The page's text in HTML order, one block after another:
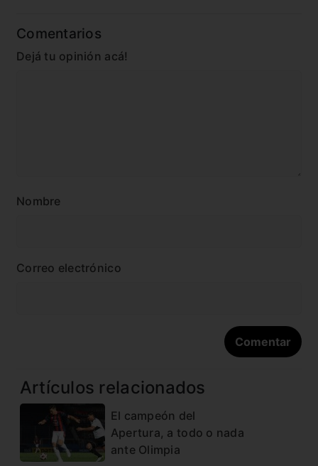
Comentarios
Dejá tu opinión acá!
Nombre
Correo electrónico
Artículos relacionados
El campeón del
Apertura, a todo o nada
ante Olimpia